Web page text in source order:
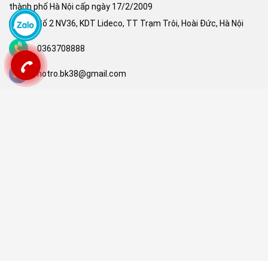
thành phố Hà Nội cấp ngày 17/2/2009
Số 2 NV36, KDT Lideco, TT Trạm Trôi, Hoài Đức, Hà Nội
0363708888
hotro.bk38@gmail.com